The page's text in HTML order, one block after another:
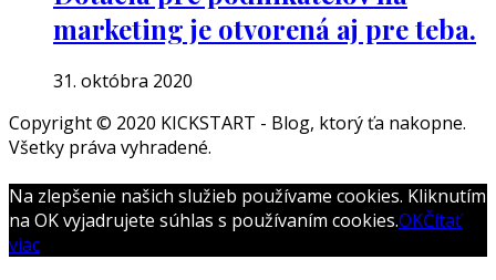
marketing je otvorená aj pre teba.
31. októbra 2020
Copyright © 2020 KICKSTART - Blog, ktorý ťa nakopne.
Všetky práva vyhradené.
Theme
by
FameThemes
Na zlepšenie našich služieb používame cookies. Kliknutím
na OK vyjadrujete súhlas s používaním cookies.OKČítať
viac